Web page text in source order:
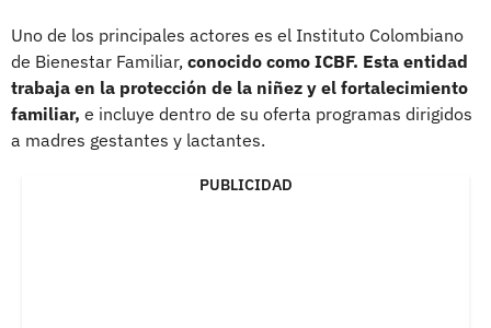
Uno de los principales actores es el Instituto Colombiano
de Bienestar Familiar, conocido como ICBF. Esta entidad
trabaja en la protección de la niñez y el fortalecimiento
familiar, e incluye dentro de su oferta programas dirigidos
a madres gestantes y lactantes.
PUBLICIDAD